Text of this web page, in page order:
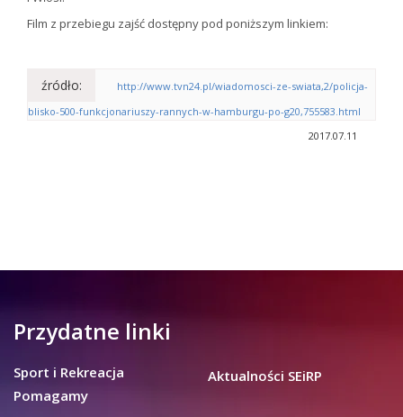
Film z przebiegu zajść dostępny pod poniższym linkiem:
źródło:
http://www.tvn24.pl/wiadomosci-ze-swiata,2/policja-
blisko-500-funkcjonariuszy-rannych-w-hamburgu-po-g20,755583.html
2017.07.11
Przydatne linki
Sport i Rekreacja
Pomagamy
Aktualności SEiRP